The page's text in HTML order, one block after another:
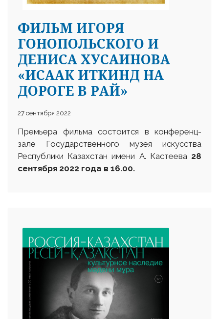
ФИЛЬМ ИГОРЯ
ГОНОПОЛЬСКОГО И
ДЕНИСА ХУСАИНОВА
«ИСААК ИТКИНД НА
ДОРОГЕ В РАЙ»
27 сентября 2022
Премьера фильма состоится в конференц-
зале Государственного музея искусства
Республики Казахстан имени А. Кастеева 28
сентября 2022 года в 16.00.